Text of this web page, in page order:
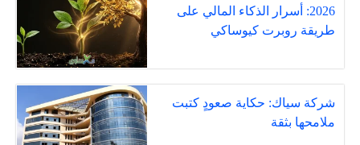
2026: أسرار الذكاء المالي على
طريقة روبرت كيوساكي
شركة سياك: حكاية صعودٍ كتبت
ملامحها بثقة